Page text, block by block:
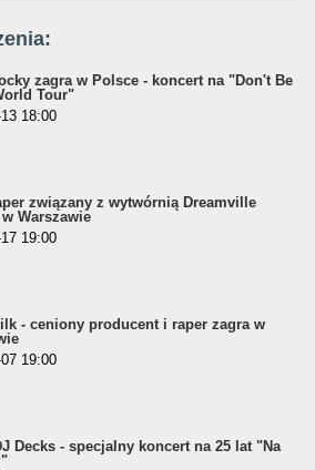
zagra w Polsce - koncert na "Don't Be
Tour"
18:00
związany z wytwórnią Dreamville
Warszawie
19:00
- ceniony producent i raper zagra w
19:00
Decks - specjalny koncert na 25 lat "Na